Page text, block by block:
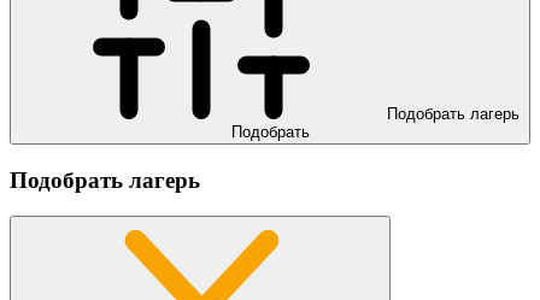
Подобрать лагерь
Подобрать
Подобрать лагерь